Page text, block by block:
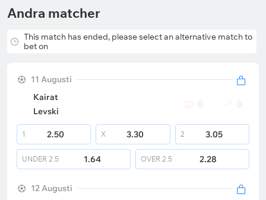
Andra matcher
This match has ended, please select an alternative match to
bet on
11 Augusti
Kairat
Levski
0 0
1 2.50 X 3.30 2 3.05
UNDER 2.5 1.64 OVER 2.5 2.28
12 Augusti